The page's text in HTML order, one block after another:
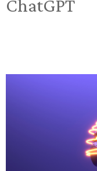
ChatGPT